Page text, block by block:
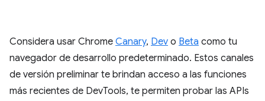
Considera usar Chrome Canary, Dev o Beta como tu
navegador de desarrollo predeterminado. Estos canales
de versión preliminar te brindan acceso a las funciones
más recientes de DevTools, te permiten probar las APIs